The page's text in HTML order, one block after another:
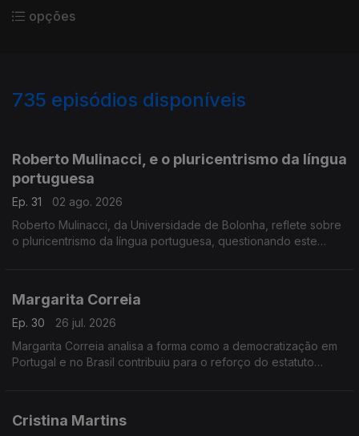
opções
735 episódios disponíveis
Roberto Mulinacci, e o pluricentrismo da língua
portuguesa
Ep. 31
02 ago. 2026
Roberto Mulinacci, da Universidade de Bolonha, reflete sobre
o pluricentrismo da língua portuguesa, questionando este
Margarita Correia
Ep. 30
26 jul. 2026
Margarita Correia analisa a forma como a democratização em
Portugal e no Brasil contribuiu para o reforço do estatuto
Cristina Martins